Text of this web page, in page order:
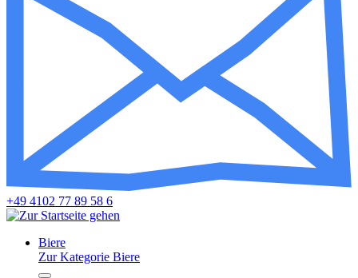
+49 4102 77 89 58 6
Biere
Zur Kategorie Biere